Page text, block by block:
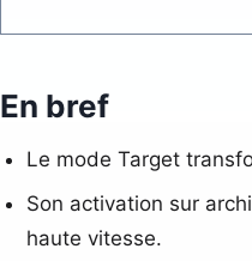
En bref
Le mode Target
Son activation sur
haute vitesse.